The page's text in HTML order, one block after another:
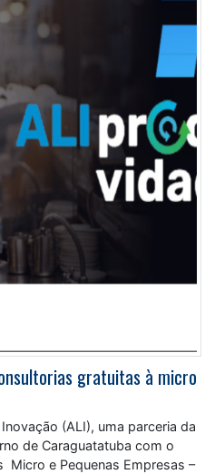
gratuitas à micro
(ALI), uma parceria da
de Caraguatatuba com o
Micro e Pequenas Empresas –